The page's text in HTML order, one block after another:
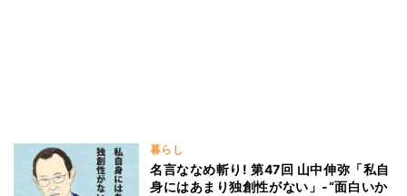
暮らし
名言ななめ斬り! 第47回 山中伸弥「私自
身にはあまり独創性がない」-“面白いか